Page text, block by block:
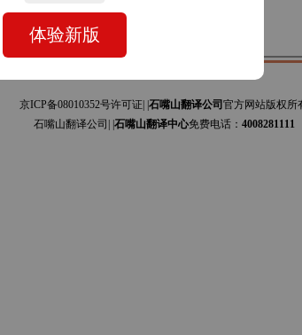
京ICP备08010352号许可证| | 石嘴山翻译公司 官方网站版权所
石嘴山翻译公司| | 石嘴山翻译中心免费电话： 4008281111
体验新版